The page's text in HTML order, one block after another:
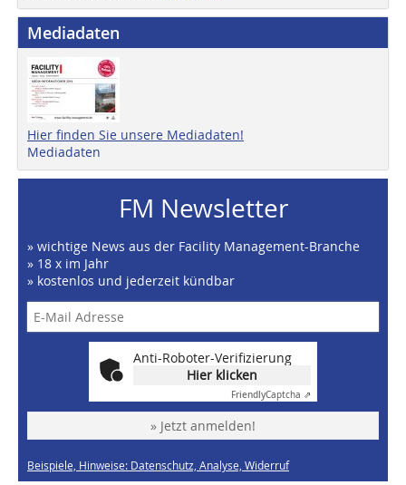
Mediadaten
Hier finden Sie unsere Mediadaten!
Mediadaten
FM Newsletter
» wichtige News aus der Facility Management-Branche
» 18 x im Jahr
» kostenlos und jederzeit kündbar
Anti-Roboter-Verifizierung
Hier klicken
FriendlyCaptcha ⇗
» Jetzt anmelden!
Beispiele, Hinweise: Datenschutz, Analyse, Widerruf